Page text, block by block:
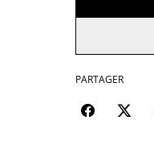
PARTAGER